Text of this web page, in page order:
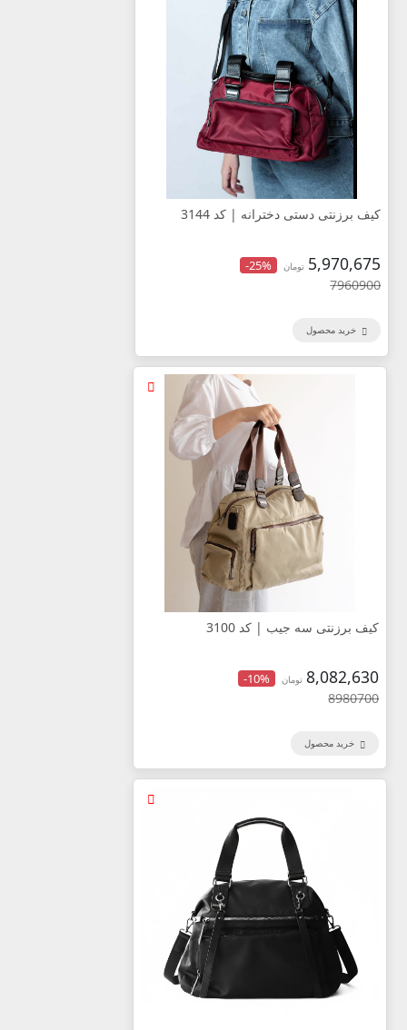
کیف برزنتی دستی دخترانه | کد 3144
5,970,675 تومان -25%
7960900
خرید محصول
کیف برزنتی سه جیب | کد 3100
8,082,630 تومان -10%
8980700
خرید محصول